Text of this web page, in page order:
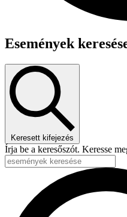
Események
Keresett kifejezés
Írja be a keresőszót. Keresse